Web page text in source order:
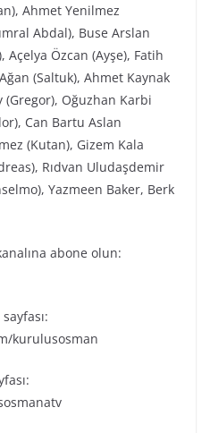
Ahmet Yenilmez
Abdal), Buse Arslan
Açelya Özcan (Ayşe), Fatih
(Saltuk), Ahmet Kaynak
(Gregor), Oğuzhan Karbi
Can Bartu Aslan
(Kutan), Gizem Kala
Rıdvan Uludaşdemir
Yazmeen Baker, Berk
abone olun:
kurulusosman